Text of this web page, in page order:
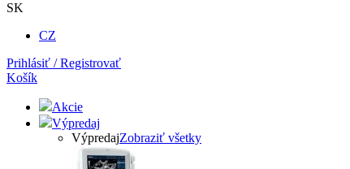
SK
CZ
Prihlásiť / Registrovať
Košík
Akcie
Výpredaj
VýpredajZobraziť všetky